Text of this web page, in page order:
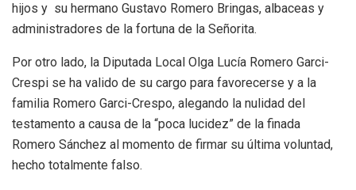
hijos y su hermano Gustavo Romero Bringas, albaceas y
administradores de la fortuna de la Señorita.
Por otro lado, la Diputada Local Olga Lucía Romero Garci-
Crespi se ha valido de su cargo para favorecerse y a la
familia Romero Garci-Crespo, alegando la nulidad del
testamento a causa de la “poca lucidez” de la finada
Romero Sánchez al momento de firmar su última voluntad,
hecho totalmente falso.